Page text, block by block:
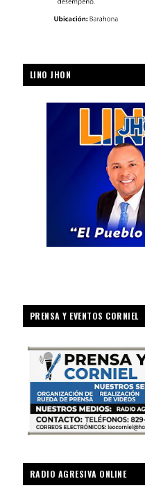
LINO JHON
PRENSA Y EVENTOS CORNIEL
RADIO AGRESIVA ONLINE